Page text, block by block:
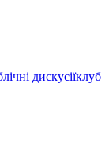
дискусіїклуб